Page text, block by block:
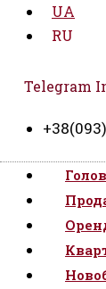
UA
RU
Telegram